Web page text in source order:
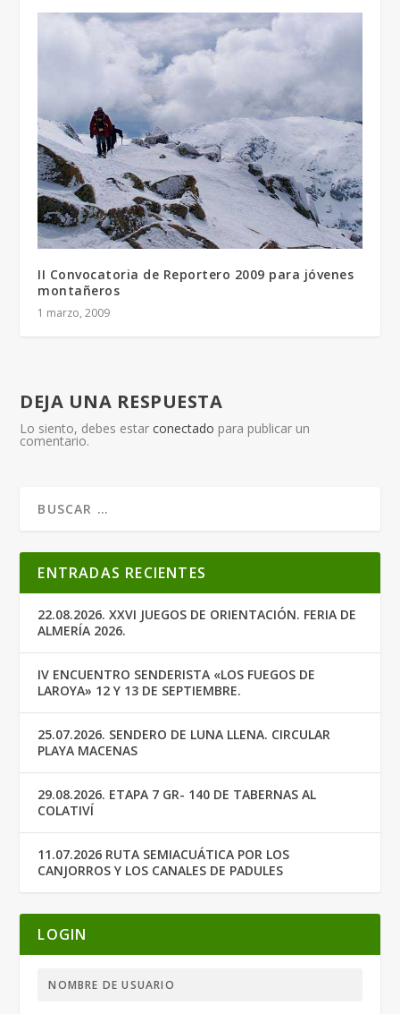
II Convocatoria de Reportero 2009 para jóvenes
montañeros
1 marzo, 2009
DEJA UNA RESPUESTA
Lo siento, debes estarconectado para publicar un
comentario.
ENTRADAS RECIENTES
22.08.2026. XXVI JUEGOS DE ORIENTACIÓN. FERIA DE
ALMERÍA 2026.
IV ENCUENTRO SENDERISTA «LOS FUEGOS DE
LAROYA» 12 Y 13 DE SEPTIEMBRE.
25.07.2026. SENDERO DE LUNA LLENA. CIRCULAR
PLAYA MACENAS
29.08.2026. ETAPA 7 GR- 140 DE TABERNAS AL
COLATIVÍ
11.07.2026 RUTA SEMIACUÁTICA POR LOS
CANJORROS Y LOS CANALES DE PADULES
LOGIN